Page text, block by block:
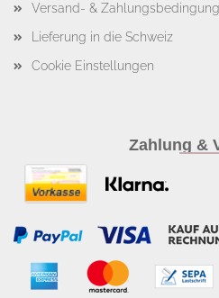
Versand- &
Lieferung in die Schweiz
Cookie Einstellungen
Zahlung &